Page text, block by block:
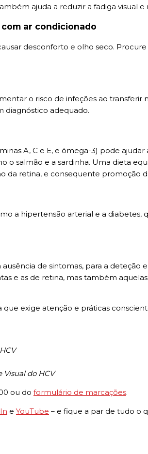
ajuda a reduzir a fadiga visual e
ar condicionado
desconforto e olho seco.
o risco de infeções ao transferir
diagnóstico adequado.
A, C e E, e ómega-3) pode
o salmão e a sardinha. Uma dieta
retina, e consequente promoção
a hipertensão arterial e a
de sintomas, para a deteção
e as de retina, mas também
exige atenção e práticas
do HCV
ou do formulário de marcações.
e YouTube – e fique a par de tudo o